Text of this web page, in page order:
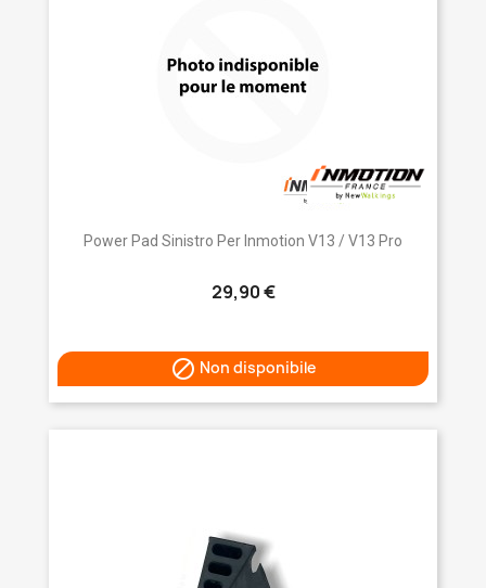
Power Pad Sinistro Per Inmotion V13 / V13 Pro
29,90 €
 Non disponibile